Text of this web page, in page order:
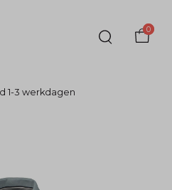
0
1-3 werkdagen